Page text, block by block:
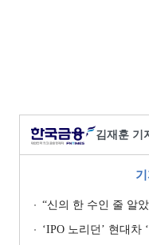
김재훈 기
“신의 한 수인 줄 알았
‘IPO 노리던’ 현대차